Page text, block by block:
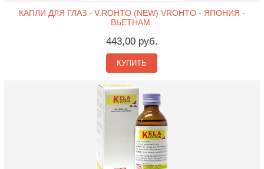
КАПЛИ ДЛЯ ГЛАЗ - V.ROHTO (NEW) VROHTO - ЯПОНИЯ -
ВЬЕТНАМ.
443,00 руб.
КУПИТЬ